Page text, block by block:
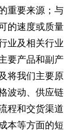
重要来源；与
的速度或质量
业及相关行业
要产品和副产
将我们主要原
波动、供应链
程和交货渠道
本等方面的短